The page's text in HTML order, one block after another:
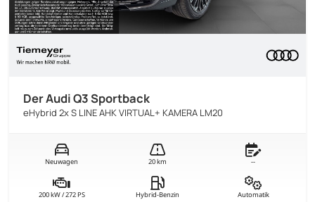
Der Audi Q3 Sportback
eHybrid 2x S LINE AHK VIRTUAL+ KAMERA LM20
Neuwagen 20 km --
200 kW / 272 PS Hybrid-Benzin Automatik